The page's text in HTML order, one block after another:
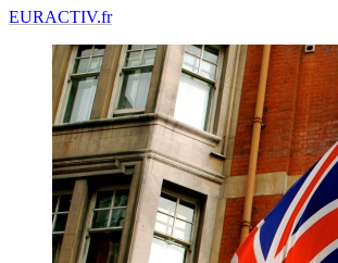
EURACTIV.fr